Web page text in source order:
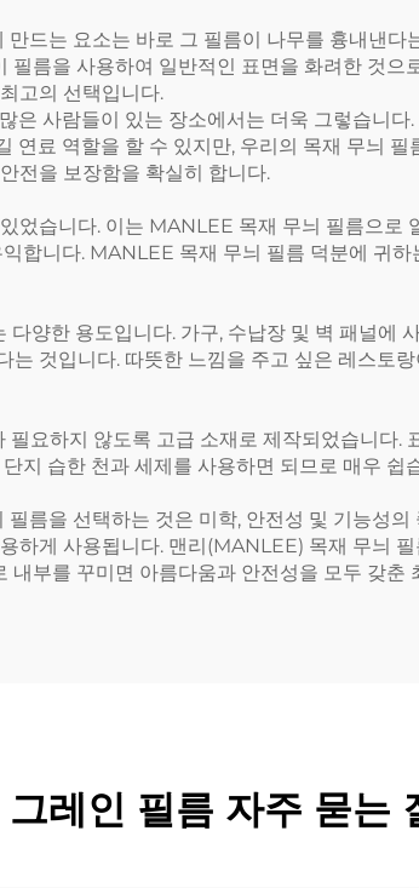
드는 요소는 바로 그 필름이 나무를 흉내낸
름을 사용하여 일반적인 표면을 화려한 것
고의 선택입니다.
은 사람들이 있는 장소에서는 더욱 그렇습니
연료 역할을 할 수 있지만, 우리의 목재 무늬
전을 보장함을 확실히 합니다.
었습니다. 이는 MANLEE 목재 무늬 필름으로
합니다. MANLEE 목재 무늬 필름 덕분에 귀
양한 용도입니다. 가구, 수납장 및 벽 패널에
것입니다. 따뜻한 느낌을 주고 싶은 레스토
요하지 않도록 고급 소재로 제작되었습니다.
지 습한 천과 세제를 사용하면 되므로 매우
름을 선택하는 것은 미학, 안전성 및 기능성
하게 사용됩니다. 맨리(MANLEE) 목재 무늬
부를 꾸미면 아름다움과 안전성을 모두 갖춘
그레인 필름 자주 묻는